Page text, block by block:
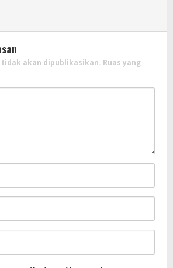
tidak akan dipublikasikan. Ruas yang